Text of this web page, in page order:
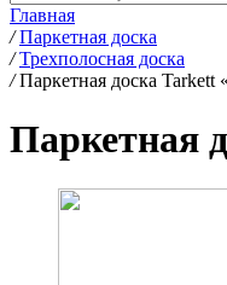
Главная
/ Паркетная доска
/ Трехполосная доска
/ Паркетная доска
Паркетная